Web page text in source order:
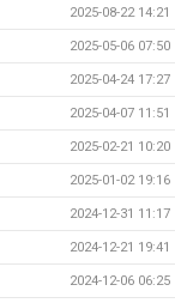
2025-08-22 14:21
2025-05-06 07:50
2025-04-24 17:27
2025-04-07 11:51
2025-02-21 10:20
2025-01-02 19:16
2024-12-31 11:17
2024-12-21 19:41
2024-12-06 06:25